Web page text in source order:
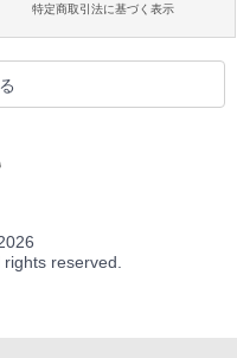
特定商取引法に基づく表示
reserved.